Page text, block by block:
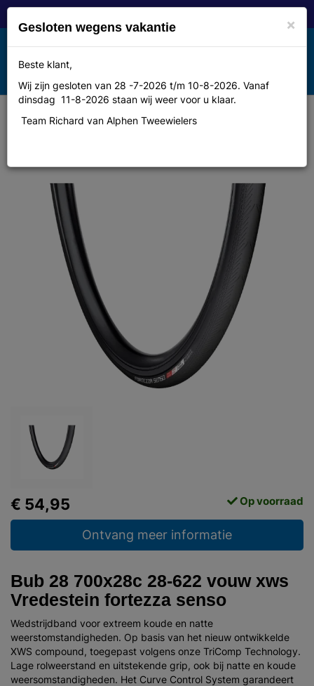
Toggle
navigation
MENU
Bub 28 700x28c 28-622 vouw xws
€ 54,95 Op voorraad
Ontvang meer informatie
Bub 28 700x28c 28-622 vouw xws
Vredestein fortezza senso
Wedstrijdband voor extreem koude en natte
weerstomstandigheden. Op basis van het nieuw ontwikkelde
XWS compound, toegepast volgens onze TriComp Technology.
Lage rolweerstand en uitstekende grip, ook bij natte en koude
weersomstandigheden. Het Curve Control System garandeert
×
Gesloten wegens vakantie
Beste klant,
Wij zijn gesloten van 28 -7-2026 t/m 10-8-2026. Vanaf
dinsdag 11-8-2026 staan wij weer voor u klaar.
Team Richard van Alphen Tweewielers